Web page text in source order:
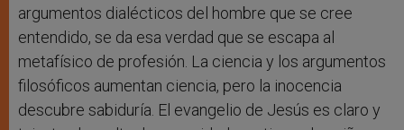
argumentos dialécticos del hombre que se cree
entendido, se da esa verdad que se escapa al
metafísico de profesión. La ciencia y los argumentos
filosóficos aumentan ciencia, pero la inocencia
descubre sabiduría. El evangelio de Jesús es claro y